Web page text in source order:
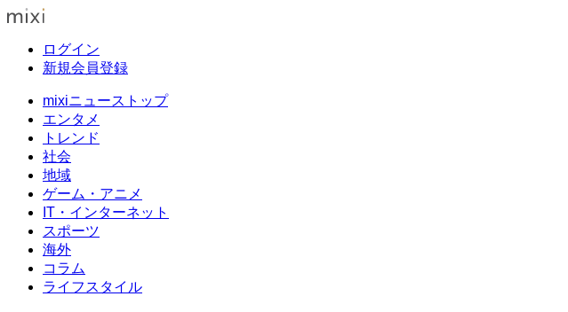
ログイン
新規会員登録
mixiニューストップ
エンタメ
トレンド
社会
地域
ゲーム・アニメ
IT・インターネット
スポーツ
海外
コラム
ライフスタイル